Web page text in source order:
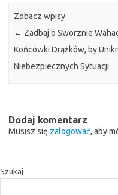
Zobacz wpisy
← Zadbaj o Sworznie
Końcówki Drążków, by
Niebezpiecznych Sytuacji
Dodaj komentarz
Musisz się zalogować, aby
Szukaj